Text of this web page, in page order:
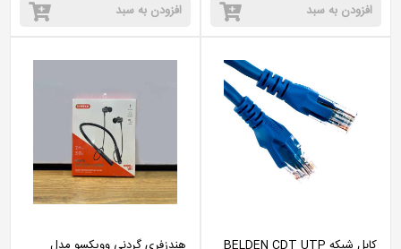
افزودن به سبد افزودن به سبد